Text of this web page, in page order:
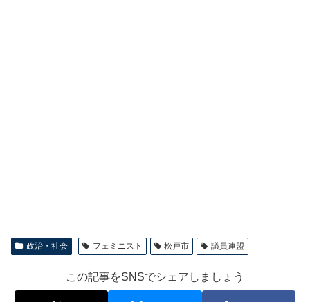
政治・社会 フェミニスト 松戸市 議員連盟
この記事をSNSでシェアしましょう